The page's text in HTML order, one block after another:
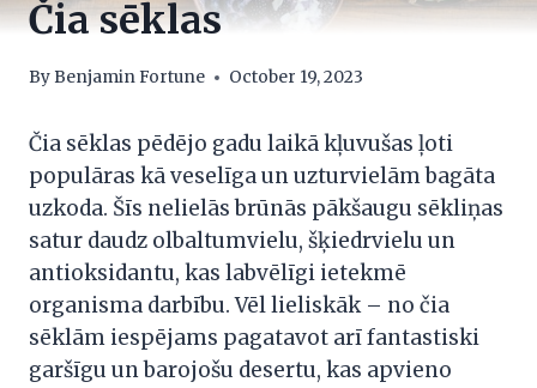
Čia sēklas
ByBenjamin Fortune October 19, 2023
Čia sēklas pēdējo gadu laikā kļuvušas ļoti
populāras kā veselīga un uzturvielām bagāta
uzkoda. Šīs nelielās brūnās pākšaugu sēkliņas
satur daudz olbaltumvielu, šķiedrvielu un
antioksidantu, kas labvēlīgi ietekmē
organisma darbību. Vēl lieliskāk – no čia
sēklām iespējams pagatavot arī fantastiski
garšīgu un barojošu desertu, kas apvieno